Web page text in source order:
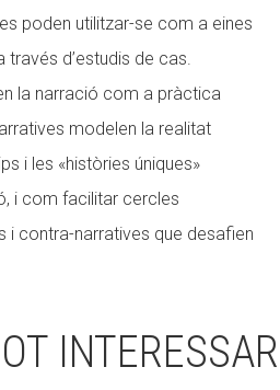
poden utilitzar-se com a eines
d’estudis de cas.
la narració com a pràctica
modelen la realitat
i les «històries úniques»
i com facilitar cercles
i contra-narratives que desafien
INTERESSAR